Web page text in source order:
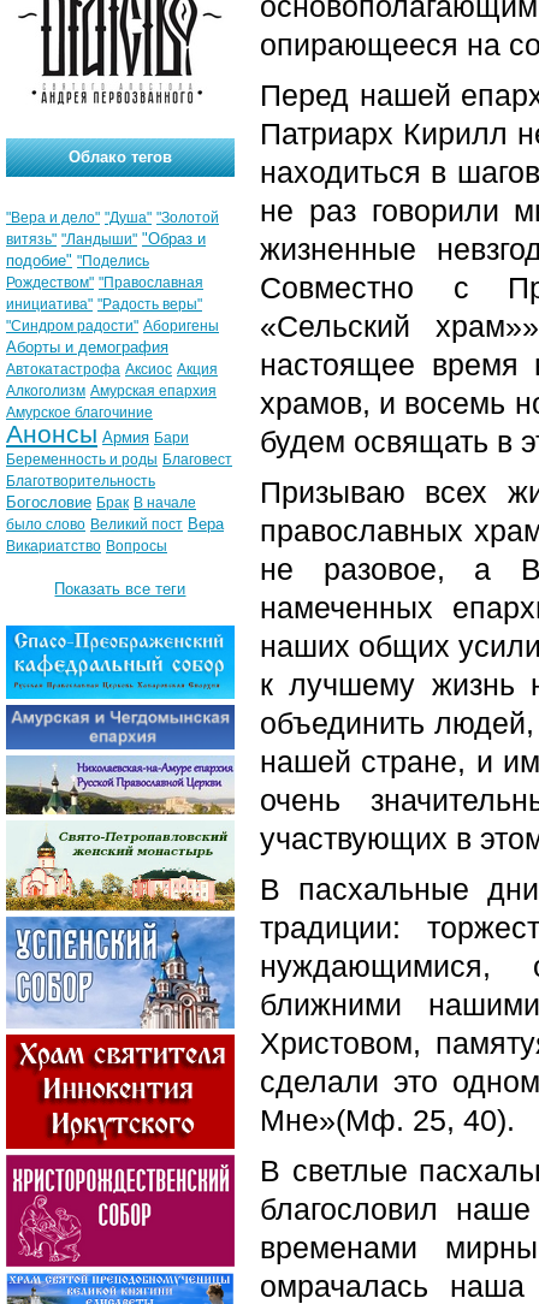
опирающееся на
Перед нашей
Патриарх Кирилл
находиться в
не раз говорили
жизненные
Совместно с
«Сельский
настоящее время
храмов, и восемь
будем освящать в
Призываю всех
православных
не разовое, а
намеченных
наших общих
к лучшему жизнь
объединить
нашей стране, и
очень
участвующих в
В пасхальные
традиции:
нуждающимися,
ближними
Христовом,
сделали это
Мне»(Мф. 25, 40).
В светлые
благословил
временами
омрачалась
Облако тегов
"Вера и дело" "Душа" "Золотой
витязь" "Ландыши" "Образ и
подобие" "Поделись
Рождеством" "Православная
инициатива" "Радость веры"
"Синдром радости" Аборигены
Аборты и демография
Автокатастрофа Аксиос Акция
Алкоголизм Амурская епархия
Амурское благочиние
Анонсы Армия Бари
Беременность и роды Благовест
Благотворительность
Богословие Брак В начале
было слово Великий пост Вера
Викариатство Вопросы
Показать все теги